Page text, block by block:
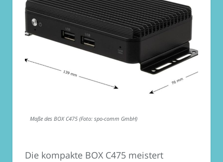
Maße des BOX C475 (Foto: spo-comm GmbH)
Die kompakte BOX C475 meistert